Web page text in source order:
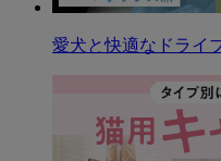
愛犬と快適なドライ